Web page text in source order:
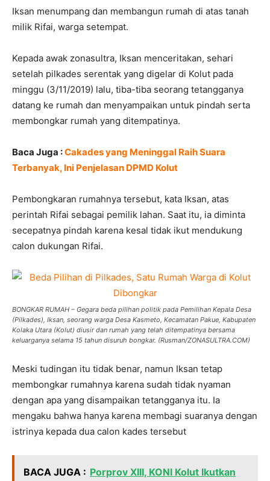
Iksan menumpang dan membangun rumah di atas tanah
milik Rifai, warga setempat.
Kepada awak zonasultra, Iksan menceritakan, sehari
setelah pilkades serentak yang digelar di Kolut pada
minggu (3/11/2019) lalu, tiba-tiba seorang tetangganya
datang ke rumah dan menyampaikan untuk pindah serta
membongkar rumah yang ditempatinya.
Baca Juga :Cakades yang Meninggal Raih Suara
Terbanyak, Ini Penjelasan DPMD Kolut
Pembongkaran rumahnya tersebut, kata Iksan, atas
perintah Rifai sebagai pemilik lahan. Saat itu, ia diminta
secepatnya pindah karena kesal tidak ikut mendukung
calon dukungan Rifai.
BONGKAR RUMAH – Gegara beda pilihan politik pada Pemilihan Kepala Desa
(Pilkades), Iksan, seorang warga Desa Kasmeto, Kecamatan Pakue, Kabupaten
Kolaka Utara (Kolut) diusir dan rumah yang telah ditempatinya bersama
keluarganya selama 15 tahun disuruh bongkar. (Rusman/ZONASULTRA.COM)
Meski tudingan itu tidak benar, namun Iksan tetap
membongkar rumahnya karena sudah tidak nyaman
dengan apa yang disampaikan tetangganya itu. Ia
mengaku bahwa hanya karena membagi suaranya dengan
istrinya kepada dua calon kades tersebut
BACA JUGA : Porprov XIII, KONI Kolut Ikutkan